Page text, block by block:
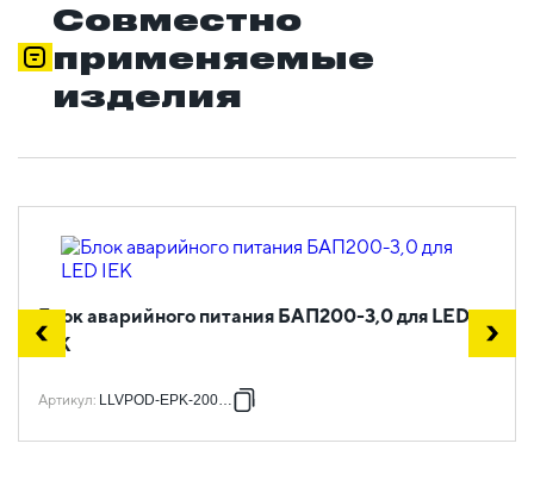
Совместно
применяемые
изделия
Блок аварийного питания БАП200-3,0 для LED
IEK
Артикул: LLVPOD-EPK-200-3H